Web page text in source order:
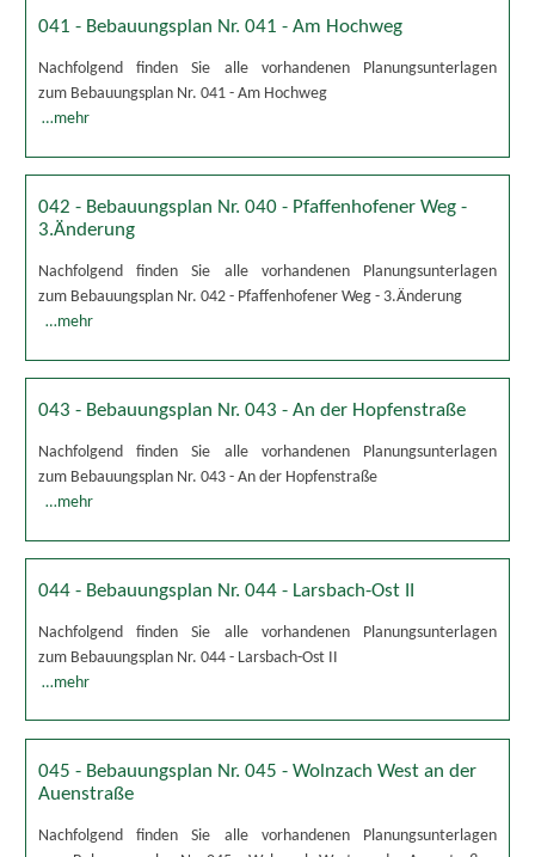
041 - Bebauungsplan Nr. 041 - Am Hochweg
Nachfolgend finden Sie alle vorhandenen Planungsunterlagen
zum Bebauungsplan Nr. 041 - Am Hochweg
…mehr
042 - Bebauungsplan Nr. 040 - Pfaffenhofener Weg -
3.Änderung
Nachfolgend finden Sie alle vorhandenen Planungsunterlagen
zum Bebauungsplan Nr. 042 - Pfaffenhofener Weg - 3.Änderung
…mehr
043 - Bebauungsplan Nr. 043 - An der Hopfenstraße
Nachfolgend finden Sie alle vorhandenen Planungsunterlagen
zum Bebauungsplan Nr. 043 - An der Hopfenstraße
…mehr
044 - Bebauungsplan Nr. 044 - Larsbach-Ost II
Nachfolgend finden Sie alle vorhandenen Planungsunterlagen
zum Bebauungsplan Nr. 044 - Larsbach-Ost II
…mehr
045 - Bebauungsplan Nr. 045 - Wolnzach West an der
Auenstraße
Nachfolgend finden Sie alle vorhandenen Planungsunterlagen